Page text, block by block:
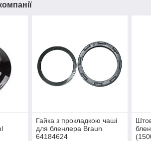
Гайка з прокладкою чаші
для бленлера Braun
64184624